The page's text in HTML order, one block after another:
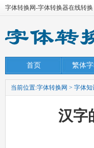
字体转换网-字体转换器在线转换
首页 繁体
当前位置:字体转换网 > 字体知
汉字